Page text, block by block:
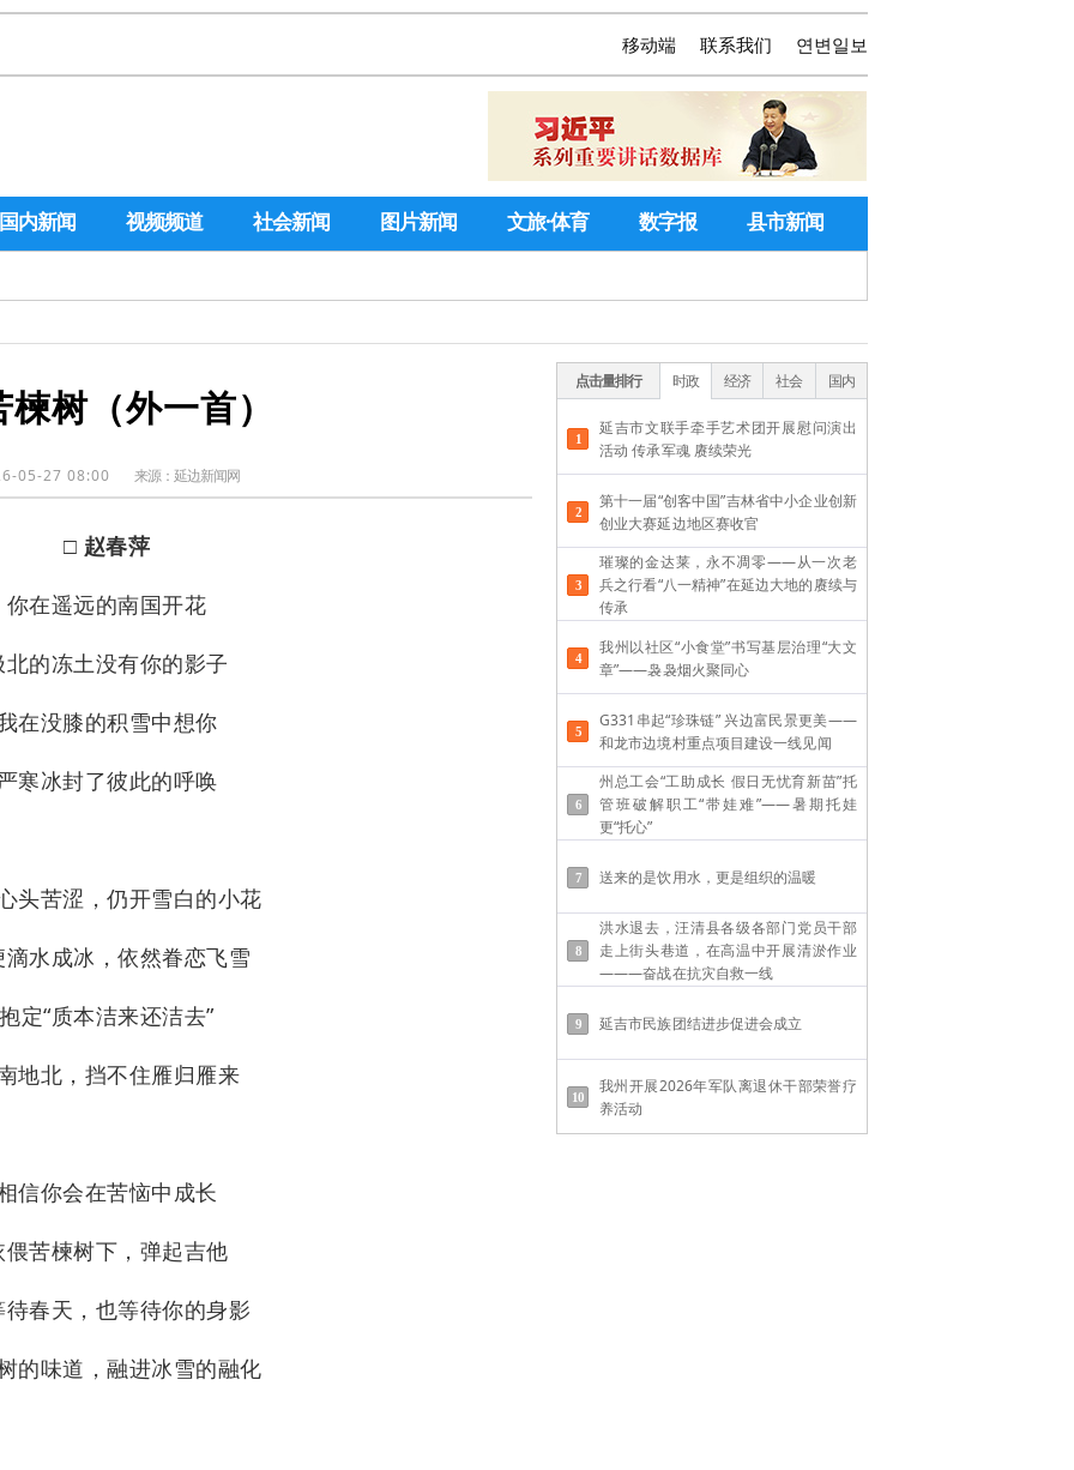
연변일보
联系我们
移动端
国内新闻 视频频道 社会新闻 图片新闻 文旅·体育 数字报 县市新闻
楝树（外一首）
05-27 08:00 来源： 延边新闻网
□ 赵春萍
你在遥远的南国开花
北的冻土没有你的影子
在没膝的积雪中想你
寒冰封了彼此的呼唤
头苦涩，仍开雪白的小花
滴水成冰，依然眷恋飞雪
抱定“质本洁来还洁去”
地北，挡不住雁归雁来
信你会在苦恼中成长
偎苦楝树下，弹起吉他
待春天，也等待你的身影
的味道，融进冰雪的融化
点击量排行 时政 经济 社会 国内
延吉市文联手牵手艺术团开展慰问演出
活动 传承军魂 赓续荣光
第十一届“创客中国”吉林省中小企业创新
创业大赛延边地区赛收官
璀璨的金达莱，永不凋零——从一次老
兵之行看“八一精神”在延边大地的赓续与
传承
我州以社区“小食堂”书写基层治理“大文
章”——袅袅烟火聚同心
G331串起“珍珠链” 兴边富民景更美——
和龙市边境村重点项目建设一线见闻
州总工会“工助成长 假日无忧育新苗”托
管班破解职工“带娃难”——​暑期托娃
更“托心”
送来的是饮用水，更是组织的温暖
洪水退去，汪清县各级各部门党员干部
走上街头巷道，在高温中开展清淤作业
———奋战在抗灾自救一线
延吉市民族团结进步促进会成立
我州开展2026年军队离退休干部荣誉疗
养活动